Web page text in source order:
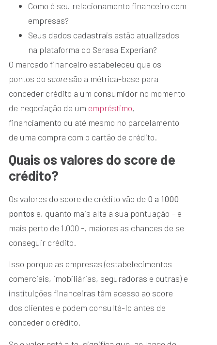
Como é seu relacionamento financeiro com
empresas?
Seus dados cadastrais estão atualizados
na plataforma do Serasa Experian?
O mercado financeiro estabeleceu que os
pontos do scoresão a métrica-base para
conceder crédito a um consumidor no momento
de negociação de um empréstimo,
financiamento ou até mesmo no parcelamento
de uma compra com o cartão de crédito.
Quais os valores do score de
crédito?
Os valores do score de crédito vão de 0 a 1000
pontos e, quanto mais alta a sua pontuação – e
mais perto de 1.000 -, maiores as chances de se
conseguir crédito.
Isso porque as empresas (estabelecimentos
comerciais, imobiliárias, seguradoras e outras) e
instituições financeiras têm acesso ao score
dos clientes e podem consultá-lo antes de
conceder o crédito.